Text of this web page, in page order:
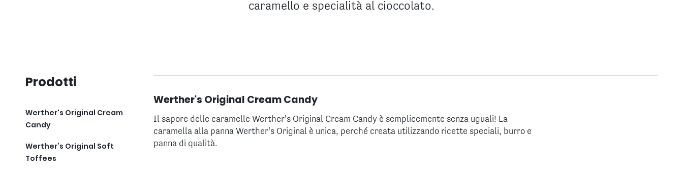
caramello e specialità al cioccolato.
Prodotti
Werther's Original Cream
Candy
Werther’s Original Soft
Toffees
Werther's Original Cream Candy
Il sapore delle caramelle Werther's Original Cream Candy è semplicemente senza uguali! La
caramella alla panna Werther's Original è unica, perché creata utilizzando ricette speciali, burro e
panna di qualità.